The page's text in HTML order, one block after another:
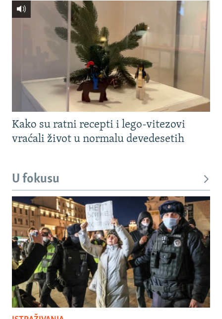
Kako su ratni recepti i lego-vitezovi
vraćali život u normalu devedesetih
U fokusu